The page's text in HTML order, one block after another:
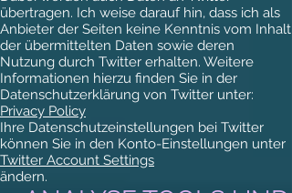
übertragen. Ich weise darauf hin, dass ich als
Anbieter der Seiten keine Kenntnis vom Inhalt
der übermittelten Daten sowie deren
Nutzung durch Twitter erhalten. Weitere
Informationen hierzu finden Sie in der
Datenschutzerklärung von Twitter unter:
Privacy Policy
Ihre Datenschutzeinstellungen bei Twitter
können Sie in den Konto-Einstellungen unter
Twitter Account Settings
ändern.